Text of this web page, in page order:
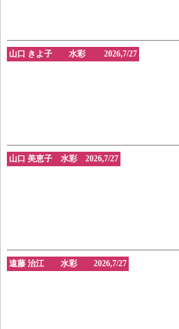
山口 きよ子 水彩 2026,7/27
山口 美恵子 水彩 2026,7/27
遠藤 治江 水彩 2026,7/27